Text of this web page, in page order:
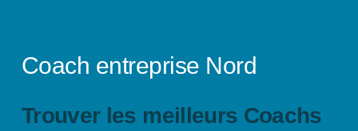
Coach entreprise Nord
Trouver les meilleurs Coachs